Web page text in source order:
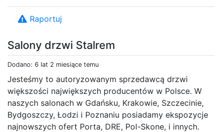
Salony drzwi Stalrem
Dodano: 6 lat 2 miesiące temu
Jesteśmy to autoryzowanym sprzedawcą drzwi
większości największych producentów w Polsce. W
naszych salonach w Gdańsku, Krakowie, Szczecinie,
Bydgoszczy, Łodzi i Poznaniu posiadamy ekspozycje
najnowszych ofert Porta, DRE, Pol-Skone, i innych.
Raportuj